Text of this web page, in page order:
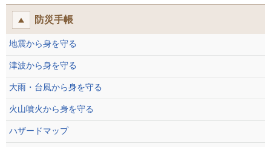
防災手帳
地震から身を守る
津波から身を守る
大雨・台風から身を守る
火山噴火から身を守る
ハザードマップ